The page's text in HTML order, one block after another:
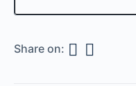
Share on: